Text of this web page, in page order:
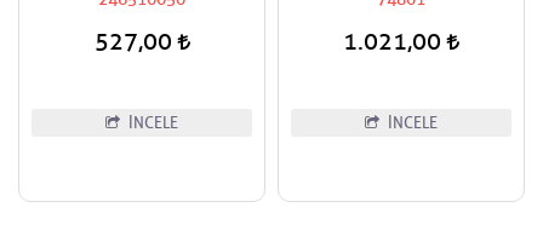
527,00
İNCELE
1.021,00
İNCELE